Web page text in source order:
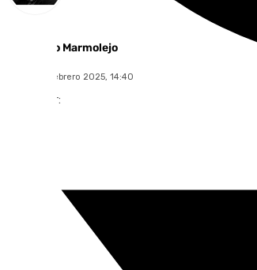
Francisco Marmolejo
jueves, 13 febrero 2025, 14:40
Compartir: